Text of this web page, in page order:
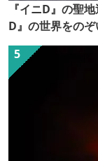
『イニD』の聖
D』の世界をの
（ぐん記者）】